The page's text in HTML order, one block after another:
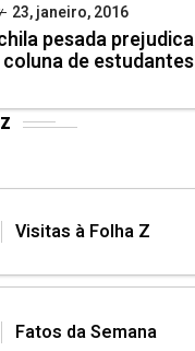
23, janeiro, 2016
pesada prejudica
coluna de estudantes
Visitas à Folha Z
Fatos da Semana